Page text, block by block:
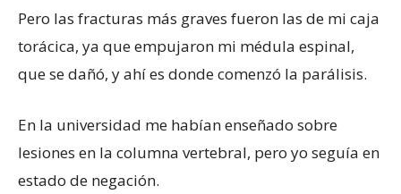
Pero las fracturas más graves fueron las de mi caja
torácica, ya que empujaron mi médula espinal,
que se dañó, y ahí es donde comenzó la parálisis.
En la universidad me habían enseñado sobre
lesiones en la columna vertebral, pero yo seguía en
estado de negación.